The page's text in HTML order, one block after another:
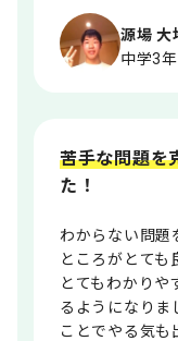
源場 大
中学3
苦手な問題を
た！
わからない問題
ところがとても
とてもわかりや
るようになりま
ことでやる気も